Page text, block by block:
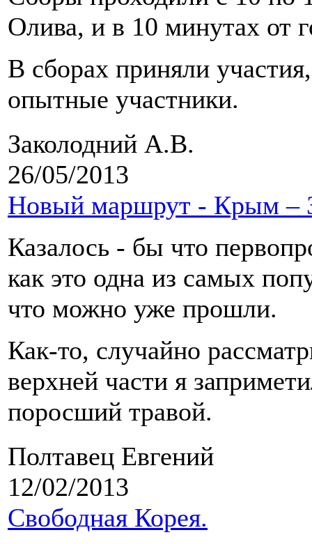
Олива, и в 10 минутах от
В сборах приняли
опытные участники.
Заколодний А.В.
26/05/2013
Новый маршрут - Крым –
Казалось - бы что
как это одна из самых
что можно уже прошли.
Как-то, случайно
верхней части я
поросший травой.
Полтавец Евгений
12/02/2013
Свободная Корея.